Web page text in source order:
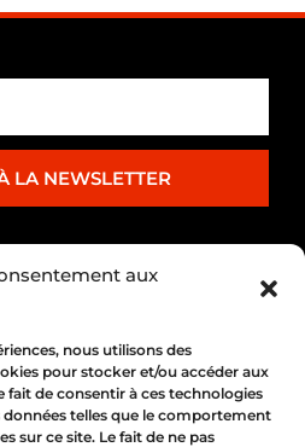
aux
nous utilisons des
pour stocker et/ou accéder aux
fait de consentir à ces technologies
telles que le comportement
sur ce site. Le fait de ne pas
LA NEWSLETTER